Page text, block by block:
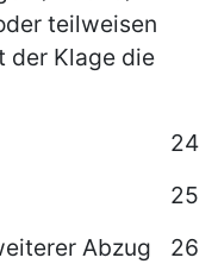
teilweisen
der Klage die
24
25
26
Abzug